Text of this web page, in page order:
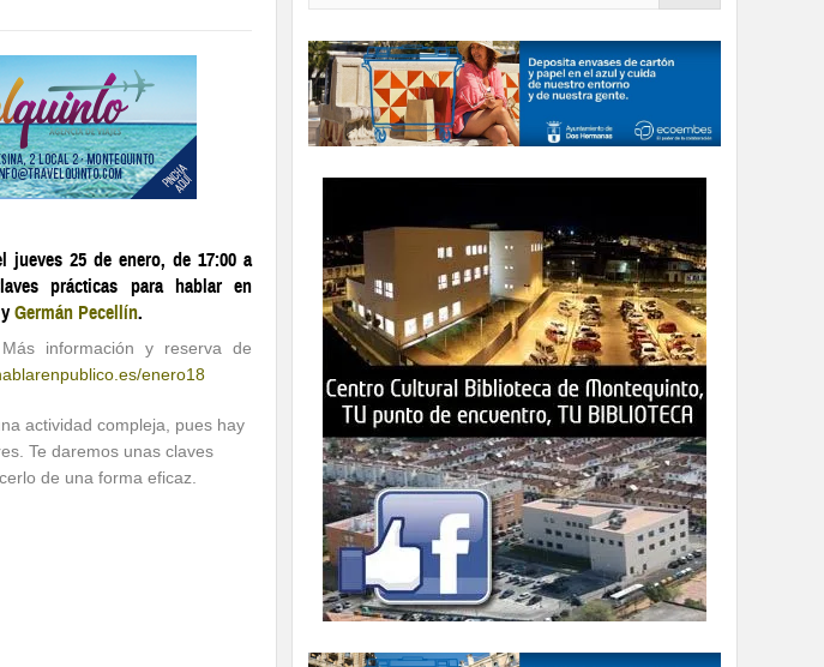
jueves 25 de enero, de 17:00 a
prácticas para hablar en
Germán Pecellín.
información y reserva de
renpublico.es/enero18
actividad compleja, pues hay
Te daremos unas claves
de una forma eficaz.